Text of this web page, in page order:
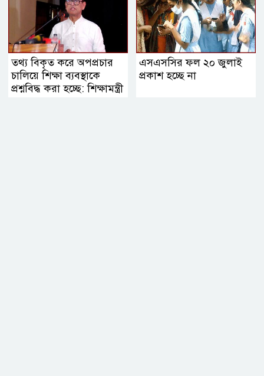
তথ্য বিকৃত করে অপপ্রচার
চালিয়ে শিক্ষা ব্যবস্থাকে
প্রশ্নবিদ্ধ করা হচ্ছে: শিক্ষামন্ত্রী
এসএসসির ফল ২০ জুলাই
প্রকাশ হচ্ছে না